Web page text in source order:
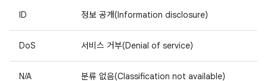
ID 정보 공개(Information disclosure)
DoS 서비스 거부(Denial of service)
N/A 분류 없음(Classification not available)